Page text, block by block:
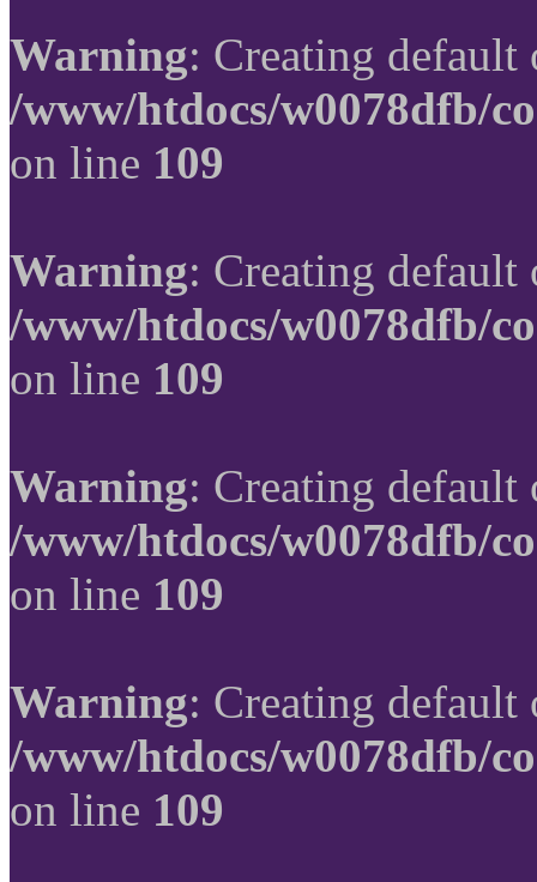
Warning: Creating
/www/htdocs/w0078dfb/
on line 109
Warning: Creating
/www/htdocs/w0078dfb/
on line 109
Warning: Creating
/www/htdocs/w0078dfb/
on line 109
Warning: Creating
/www/htdocs/w0078dfb/
on line 109